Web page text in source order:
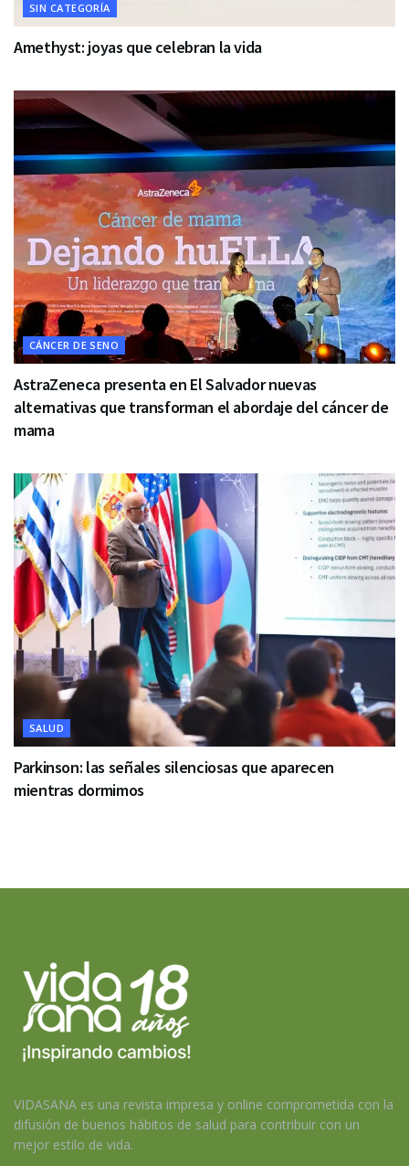
SIN CATEGORÍA
Amethyst: joyas que celebran la vida
CÁNCER DE SENO
AstraZeneca presenta en El Salvador nuevas
alternativas que transforman el abordaje del cáncer de
mama
SALUD
Parkinson: las señales silenciosas que aparecen
mientras dormimos
VIDASANA es una revista impresa y online comprometida con la
difusión de buenos hábitos de salud para contribuir con un
mejor estilo de vida.